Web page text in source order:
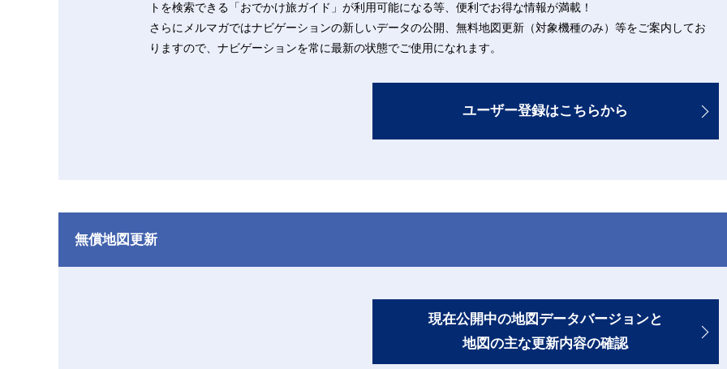
トを検索できる「おでかけ旅ガイド」が利用可能になる等、便利でお得な情報が満載！
さらにメルマガではナビゲーションの新しいデータの公開、無料地図更新（対象機種のみ）等をご案内してお
りますので、ナビゲーションを常に最新の状態でご使用になれます。
ユーザー登録はこちらから
無償地図更新
現在公開中の地図データバージョンと
地図の主な更新内容の確認